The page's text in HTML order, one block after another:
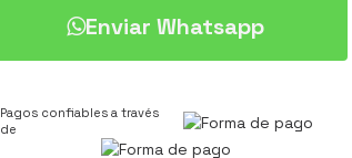
Enviar Whatsapp
Pagos confiables a través
de